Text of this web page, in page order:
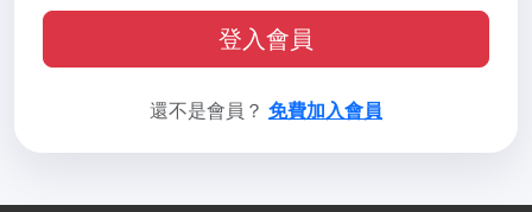
登入會員
還不是會員？ 免費加入會員